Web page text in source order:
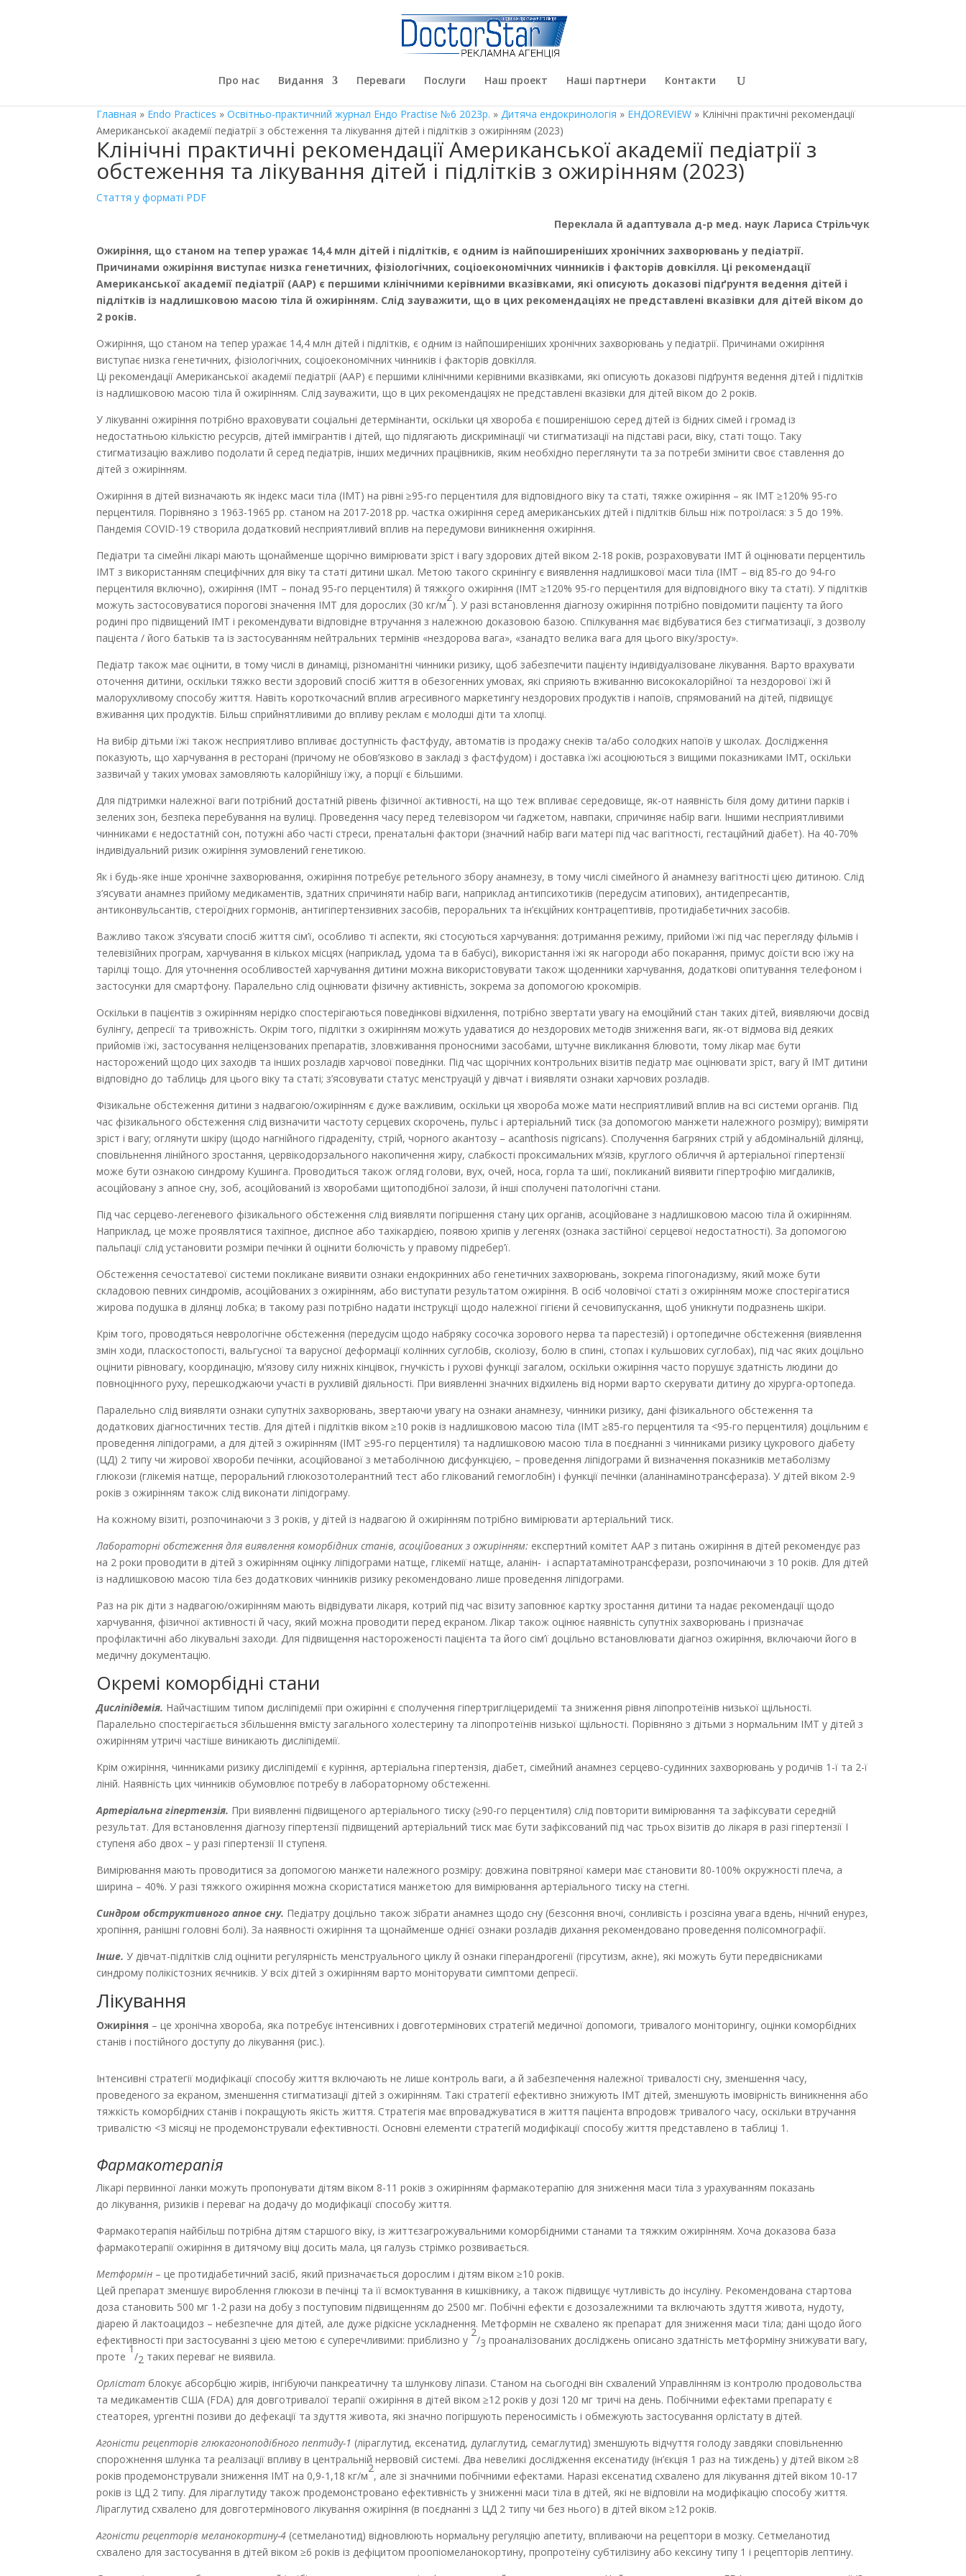
Про нас Видання Переваги Послуги Наш проект Наші партнери Контакти
Главная » Endo Practices »Освітньо-практичний журнал Ендо Practise №6 2023р. »Дитяча ендокринологія » ЕНДОREVIEW » Клінічні практичні рекомендації
Американської академії педіатрії з обстеження та лікування дітей і підлітків з ожирінням (2023)
Клінічні практичні рекомендації Американської академії педіатрії з
обстеження та лікування дітей і підлітків з ожирінням (2023)
Стаття у форматі PDF
Переклала й адаптувала д-р мед. наук Лариса Стрільчук
Ожиріння, що станом на тепер уражає 14,4 млн дітей і підлітків, є одним із найпоширеніших хронічних захворювань у педіатрії.
Причинами ожиріння виступає низка генетичних, фізіологічних, соціоекономічних чинників і факторів довкілля. Ці рекомендації
Американської академії педіатрії (AAP) є першими клінічними керівними вказівками, які описують доказові підґрунтя ведення дітей і
підлітків із надлишковою масою тіла й ожирінням. Слід зауважити, що в цих рекомендаціях не представлені вказівки для дітей віком до
2 років.
Ожиріння, що станом на тепер уражає 14,4 млн дітей і підлітків, є одним із найпоширеніших хронічних захворювань у педіатрії. Причинами ожиріння
виступає низка генетичних, фізіологічних, соціоекономічних чинників і факторів довкілля.
Ці рекомендації Американської академії педіатрії (AAP) є першими клінічними керівними вказівками, які описують доказові підґрунтя ведення дітей і підлітків
із надлишковою масою тіла й ожирінням. Слід зауважити, що в цих рекомендаціях не представлені вказівки для дітей віком до 2 років.
У лікуванні ожиріння потрібно враховувати со­ціальні детермінанти, оскільки ця хвороба є поширенішою серед дітей із бідних сімей і громад із
недостатньою кількістю ресурсів, дітей іммігрантів і дітей, що підлягають дискримінації чи стигматизації на підставі раси, віку, статі тощо. Таку
стигматизацію важливо подолати й серед педіатрів, інших медичних працівників, яким необхідно переглянути та за потреби змінити своє ставлення до
дітей з ожирінням.
Ожиріння в дітей визначають як індекс маси тіла (ІМТ) на рівні ≥95-го перцентиля для відповідного віку та статі, тяжке ожиріння – як ІМТ ≥120% 95-го
перцентиля. Порівняно з 1963-1965 рр. станом на 2017-2018 рр. частка ожиріння серед американських дітей і підлітків більш ніж потроїлася: з 5 до 19%.
Пандемія COVID-19 створила додатковий несприятливий вплив на передумови виникнення ожиріння.
Педіатри та сімейні лікарі мають щонайменше щорічно вимірювати зріст і вагу здорових дітей віком 2-18 років, розраховувати ІМТ й оцінювати перцентиль
ІМТ з використанням специфічних для віку та статі дитини шкал. Метою такого скринінгу є виявлення надлишкової маси тіла (ІМТ – від 85-го до 94-го
перцентиля включно), ожиріння (ІМТ – понад 95-го перцентиля) й тяжкого ожиріння (ІМТ ≥120% 95-го перцентиля для відповідного віку та статі). У підлітків
можуть застосовуватися порогові значення ІМТ для дорослих (30 кг/м
2
). У разі встановлення діагнозу ожиріння потрібно повідомити пацієнту та його
родині про підвищений ІМТ і рекомендувати відповідне втручання з належною доказовою базою. Спілкування має відбуватися без стигматизації, з дозволу
пацієнта / його батьків та із застосуванням нейтральних термінів «нездорова вага», «занадто велика вага для цього віку/зросту».
Педіатр також має оцінити, в тому числі в дина­міці, різноманітні чинники ризику, щоб забезпечити пацієнту індивідуалізоване лікування. Варто врахувати
оточення дитини, оскільки тяжко вести здоровий спосіб життя в обезогенних умовах, які сприяють вживанню висококалорійної та нездорової їжі й
малорухливому способу життя. Навіть короткочасний вплив агресивного маркетингу нездорових продуктів і напоїв, спрямований на дітей, підвищує
вживання цих продуктів. Більш сприйнятливими до впливу реклам є молодші діти та хлопці.
На вибір дітьми їжі також несприятливо впливає доступність фастфуду, автоматів із продажу снеків та/або солодких напоїв у школах. Дослідження
показують, що харчування в ресторані (причому не обов’язково в закладі з фастфудом) і доставка їжі асоціюються з вищими показниками ІМТ, оскільки
зазвичай у таких умовах замовляють калорійнішу їжу, а порції є більшими.
Для підтримки належної ваги потрібний достатній рівень фізичної активності, на що теж впливає середовище, як-от наявність біля дому дитини парків і
зелених зон, безпека перебування на вулиці. Проведення часу перед телевізором чи ґаджетом, навпаки, спричиняє набір ваги. Іншими несприятливими
чинниками є недостатній сон, потужні або часті стреси, пренатальні фактори (значний набір ваги матері під час вагітності, гестаційний діабет). На 40-70%
індивідуальний ризик ожиріння зумовлений генетикою.
Як і будь-яке інше хронічне захворювання, ожиріння потребує ретельного збору анамнезу, в тому числі сімейного й анамнезу вагітності цією дитиною. Слід
з’ясувати анамнез прийому медикаментів, здатних спричиняти набір ваги, наприклад антипсихотиків (передусім атипових), антидепресантів,
антиконвульсантів, стероїдних гормонів, антигіпертензивних засобів, пероральних та ін’єкційних контрацептивів, протидіабетичних засобів.
Важливо також з’ясувати спосіб життя сім’ї, особливо ті аспекти, які стосуються харчування: дотримання режиму, прийоми їжі під час перегляду фільмів і
телевізійних програм, харчування в кількох місцях (наприклад, удома та в бабусі), використання їжі як нагороди або покарання, примус доїсти всю їжу на
тарілці тощо. Для уточнення особ­ливостей харчування дитини можна використовувати також щоденники харчування, додаткові опитування телефоном і
застосунки для смартфону. Паралельно слід оцінювати фізичну активність, зокрема за допомогою крокомірів.
Оскільки в пацієнтів з ожирінням нерідко спостерігаються поведінкові відхилення, потрібно звертати увагу на емоційний стан таких дітей, виявляючи досвід
булінгу, депресії та тривожність. Окрім того, підлітки з ожирінням можуть удаватися до нездорових методів зниження ваги, як-от відмова від деяких
прийомів їжі, застосування неліцензованих препаратів, зловживання проносними засобами, штучне викликання блювоти, тому лікар має бути
насторожений щодо цих заходів та інших розладів харчової поведінки. Під час щорічних контрольних візитів педіатр має оцінювати зріст, вагу й ІМТ дитини
відповідно до таблиць для цього віку та статі; з’ясовувати статус менструацій у дівчат і виявляти ознаки харчових розладів.
Фізикальне обстеження дитини з надвагою/ожирінням є дуже важливим, оскільки ця хвороба може мати несприятливий вплив на всі системи органів. Під
час фізикального обстеження слід визначити частоту серцевих скорочень, пульс і артеріальний тиск (за допомогою манжети належного розміру); виміряти
зріст і вагу; оглянути шкіру (щодо нагнійного гідраденіту, стрій, чорного акантозу – acanthosis nigricans). Сполучення багряних стрій у абдомінальній ділянці,
сповільнення лінійного зростання, цервікодорзального накопичення жиру, слабкості проксимальних м’язів, круглого обличчя й артеріальної гіпертензії
може бути ознакою синд­рому Кушинга. Проводиться також огляд голови, вух, очей, носа, горла та шиї, покликаний виявити гіпертрофію мигдаликів,
асоційовану з апное сну, зоб, асоційований із хворобами щитоподібної залози, й інші сполучені патологічні стани.
Під час серцево-легеневого фізикального обстеження слід виявляти погіршення стану цих органів, асоційоване з надлишковою масою тіла й ожирінням.
Наприклад, це може проявлятися тахіпное, диспное або тахікардією, появою хрипів у легенях (ознака застійної серцевої недостатності). За допомогою
пальпації слід установити розміри печінки й оцінити болючість у правому підребер’ї.
Обстеження сечостатевої системи покликане виявити ознаки ендокринних або генетичних захворювань, зокрема гіпогонадизму, який може бути
складовою певних синдромів, асоційованих з ожирінням, або виступати результатом ожиріння. В осіб чоловічої статі з ожирінням може спостерігатися
жирова подушка в ділянці лобка; в такому разі потрібно надати інструкції щодо належної гігієни й сечовипускання, щоб уникнути подразнень шкіри.
Крім того, проводяться неврологічне обстеження (передусім щодо набряку сосочка зорового нерва та парестезій) і ортопедичне обстеження (виявлення
змін ходи, пласкостопості, вальгусної та варусної деформації колінних суглобів, сколіозу, болю в спині, стопах і кульшових суглобах), під час яких доцільно
оцінити рівновагу, координацію, м’язову силу нижніх кінцівок, гнучкість і рухові функції загалом, оскільки ожиріння часто порушує здатність людини до
повноцінного руху, перешкоджаючи участі в рухливій діяльності. При виявленні значних відхилень від норми варто скерувати дитину до хірурга-ортопеда.
Паралельно слід виявляти ознаки супутніх захворювань, звертаючи увагу на ознаки анамнезу, чинники ризику, дані фізикального обстеження та
додаткових діагностичних тестів. Для дітей і підлітків віком ≥10 років із надлишковою масою тіла (ІМТ ≥85-го перцентиля та <95-го перцентиля) доцільним є
проведення ліпідограми, а для дітей з ожирінням (ІМТ ≥95-го перцентиля) та надлишковою масою тіла в поєднанні з чинниками ризику цукрового діабету
(ЦД) 2 типу чи жирової хвороби печінки, асоційованої з метаболічною дисфунк­цією, – проведення ліпідограми й визначення показників метаболізму
глюкози (глікемія натще, пероральний глюкозотолерантний тест або гліко­ваний гемоглобін) і функції печінки (аланінаміно­трансфераза). У дітей віком 2-9
років з ожирінням також слід виконати ліпідограму.
На кожному візиті, розпочинаючи з 3 років, у дітей із надвагою й ожирінням потрібно вимірювати артеріальний тиск.
Лабораторні обстеження для виявлення коморбідних станів, асоційованих з ожирінням: експертний комітет AAP з питань ожиріння в дітей рекомендує раз
на 2 роки проводити в дітей з ожирінням оцінку ліпідограми натще, глікемії натще, аланін- і аспартатамінотрансферази, розпочинаючи з 10 років. Для дітей
із надлишковою масою тіла без додаткових чинників ризику рекомендовано лише проведення ліпідограми.
Раз на рік діти з надвагою/ожирінням мають відвідувати лікаря, котрий під час візиту заповнює картку зростання дитини та надає рекомендації щодо
харчування, фізичної активності й часу, який можна проводити перед екраном. Лікар також оцінює наявність супутніх захворювань і призначає
профілактичні або лікувальні заходи. Для підвищення настороженості пацієнта та його сім’ї доцільно встановлювати діагноз ожиріння, включаючи його в
медичну документацію.
Окремі коморбідні стани
Дисліпідемія. Найчастішим типом дисліпідемії при ожирінні є сполучення гіпертригліцеридемії та зниження рівня ліпопротеїнів низької щільності.
Паралельно спостерігається збільшення вмісту загального холестерину та ліпопротеїнів низької щільності. Порівняно з дітьми з нормальним ІМТ у дітей з
ожирінням утричі частіше виникають дисліпідемії.
Крім ожиріння, чинниками ризику дисліпідемії є куріння, артеріальна гіпертензія, діабет, сімейний анамнез серцево-судинних захворювань у родичів 1-ї та 2-ї
ліній. Наявність цих чинників обумовлює потребу в лабораторному обстеженні.
Артеріальна гіпертензія. При виявленні підвищеного артеріального тиску (≥90-го перцентиля) слід повторити вимірювання та зафіксувати середній
результат. Для встановлення діагнозу гіпертензії підвищений артеріальний тиск має бути зафіксований під час трьох візитів до лікаря в разі гіпертензії І
ступеня або двох – у разі гіпертензії ІІ ступеня.
Вимірювання мають проводитися за допомогою манжети належного розміру: довжина повітряної камери має становити 80-100% окружності плеча, а
ширина – 40%. У разі тяжкого ожиріння можна скористатися манжетою для вимірювання арте­ріального тиску на стегні.
Синдром обструктивного апное сну. Педіатру доцільно також зібрати анамнез щодо сну (безсоння вночі, сонливість і розсіяна увага вдень, нічний енурез,
хропіння, ранішні головні болі). За наявності ожиріння та щонайменше однієї ознаки розладів дихання рекомендовано проведення полісомнографії.
Інше.У дівчат-підлітків слід оцінити регулярність менструального циклу й ознаки гіперандрогенії (гірсутизм, акне), які можуть бути передвісниками
синдрому полікістозних яєчників. У всіх дітей з ожирінням варто моніторувати симптоми депресії.
Лікування
Ожиріння – це хронічна хвороба, яка потребує інтенсивних і довготермінових стратегій медичної допомоги, тривалого моніторингу, оцінки коморбідних
станів і постійного доступу до лікування (рис.).
Інтенсивні стратегії модифікації способу життя включають не лише контроль ваги, а й забезпечення належної тривалості сну, зменшення часу,
проведеного за екраном, зменшення стигматизації дітей з ожирінням. Такі стратегії ефективно знижують ІМТ дітей, зменшують імовірність виникнення або
тяжкість коморбідних станів і покращують якість життя. Стратегія має впроваджуватися в життя пацієнта впродовж тривалого часу, оскільки втручання
тривалістю <3 місяці не продемонстрували ефективності. Основні елементи стратегій модифікації способу життя представлено в таблиці 1.
Фармакотерапія
Лікарі первинної ланки можуть пропонувати дітям віком 8-11 років з ожирінням фармакотерапію для зниження маси тіла з урахуванням показань
до лікування, ризиків і переваг на додачу до модифікації способу життя.
Фармакотерапія найбільш потрібна дітям старшого віку, із життєзагрожувальними коморбідними станами та тяжким ожирінням. Хоча доказова база
фармакотерапії ожиріння в дитячому віці досить мала, ця галузь стрімко розвивається.
Метформін – це протидіабетичний засіб, який призначається дорослим і дітям віком ≥10 років.
Цей препарат зменшує вироблення глюкози в печінці та її всмоктування в кишківнику, а також підвищує чутливість до інсуліну. Рекомендована стартова
доза становить 500 мг 1-2 рази на добу з поступовим підвищенням до 2500 мг. Побічні ефекти є дозозалежними та включають здуття живота, нудоту,
діарею й лактоацидоз – небезпечне для дітей, але дуже рідкісне ускладнення. Метформін не схвалено як препарат для зниження маси тіла; дані щодо його
ефективності при застосуванні з цією метою є суперечливими: приблизно у
2
/3 про­аналізованих досліджень описано здатність метформіну знижувати вагу,
проте
1
/2 таких переваг не виявила.
Орлістат блокує абсорбцію жирів, інгібуючи панкреатичну та шлункову ліпази. Станом на сьогодні він схвалений Управлінням із контролю продовольства
та медикаментів США (FDA) для довготривалої терапії ожиріння в дітей віком ≥12 років у дозі 120 мг тричі на день. Побічними ефектами препарату є
стеаторея, ургентні позиви до дефека­ції та здуття живота, які значно погіршують переносимість і обмежують застосування орлістату в дітей.
Агоністи рецепторів глюкагоноподібного пептиду-1 (ліраглутид, ексенатид, дулаглутид, семаглутид) зменшують відчуття голоду завдяки сповільненню
спорожнення шлунка та реалізації впливу в центральній нервовій системі. Два невеликі дослідження ексенатиду (ін’єкція 1 раз на тиждень) у дітей віком ≥8
років продемонстрували зниження ІМТ на 0,9-1,18 кг/м
2
, але зі значними побічними ефектами. Наразі ексенатид схвалено для лікування дітей віком 10-17
років із ЦД 2 типу. Для ліраглутиду також продемонстровано ефективність у зниженні маси тіла в дітей, які не відповіли на модифікацію способу життя.
Ліраглутид схвалено для довготермінового лікування ожиріння (в поєднанні з ЦД 2 типу чи без нього) в дітей віком ≥12 років.
Агоністи рецепторів меланокортину-4 (сетмеланотид) відновлюють нормальну регуляцію апетиту, впливаючи на рецептори в мозку. Сетмеланотид
схвалено для застосування в дітей віком ≥6 років із дефіцитом проопіомеланокортину, пропротеїну субтилізину або кексину типу 1 і рецепторів лептину.